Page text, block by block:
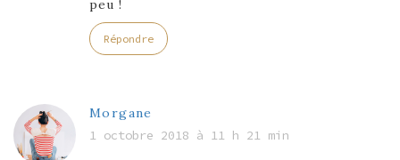
peu !
Répondre
Morgane
1 octobre 2018 à 11 h 21 min